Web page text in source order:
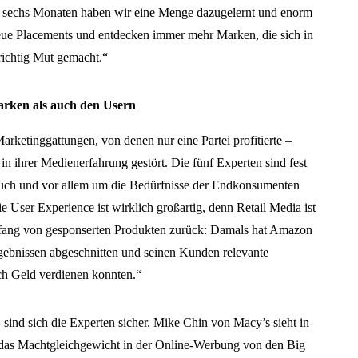
Monaten haben wir eine Menge dazugelernt und enorm
Placements und entdecken immer mehr Marken, die sich in
Mut gemacht.“
als auch den Usern
von denen nur eine Partei profitierte –
ihrer Medienerfahrung gestört. Die fünf Experten sind fest
und vor allem um die Bedürfnisse der Endkonsumenten
User Experience ist wirklich großartig, denn Retail Media ist
von gesponserten Produkten zurück: Damals hat Amazon
abgeschnitten und seinen Kunden relevante
Geld verdienen konnten.“
sich die Experten sicher. Mike Chin von Macy’s sieht in
Machtgleichgewicht in der Online-Werbung von den Big